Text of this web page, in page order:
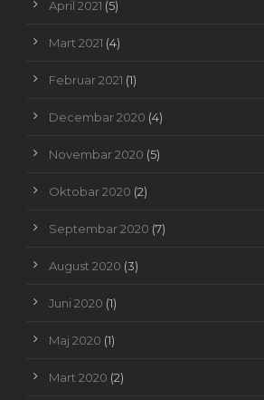
April 2021 (5)
Mart 2021 (4)
Februar 2021 (1)
Decembar 2020 (4)
Novembar 2020 (5)
Oktobar 2020 (2)
Septembar 2020 (7)
August 2020 (3)
Juni 2020 (1)
Maj 2020 (1)
Mart 2020 (2)